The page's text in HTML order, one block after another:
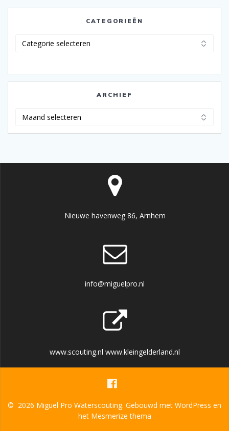
CATEGORIEËN
ARCHIEF
Nieuwe havenweg 86, Arnhem
info@miguelpro.nl
www.scouting.nl www.kleingelderland.nl
© 2026 Miguel Pro Waterscouting. Gebouwd met WordPress en
het Mesmerize thema